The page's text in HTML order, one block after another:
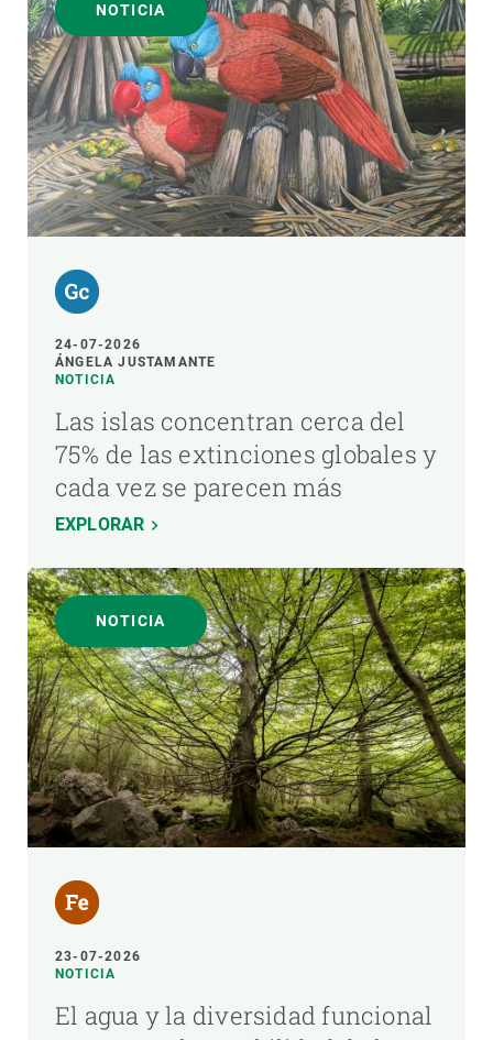
NOTICIA
24-07-2026
ÁNGELA JUSTAMANTE
NOTICIA
Las islas concentran cerca del
75% de las extinciones globales y
cada vez se parecen más
EXPLORAR
NOTICIA
23-07-2026
NOTICIA
El agua y la diversidad funcional